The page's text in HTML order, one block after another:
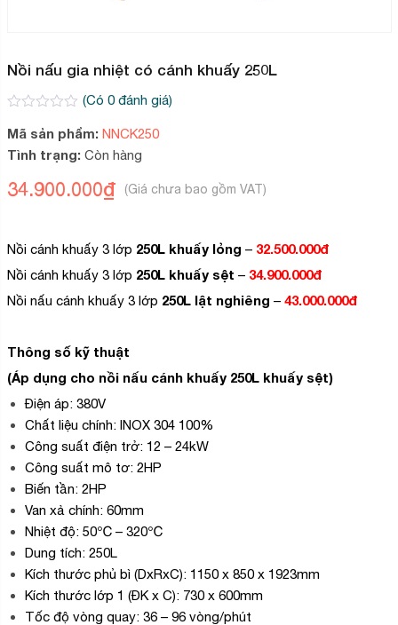
Nồi nấu gia nhiệt có cánh khuấy 250L
trên
dựa
đánh
giá
(Có 0đánh giá)
Mã sản phẩm: NNCK250
Tình trạng: Còn hàng
34.900.000₫
Nồi cánh khuấy 3 lớp 250L khuấy lỏng – 32.500.000đ
Nồi cánh khuấy 3 lớp 250L khuấy sệt – 34.900.000đ
Nồi nấu cánh khuấy 3 lớp 250L lật nghiêng – 43.000.000đ
Thông số kỹ thuật
(Áp dụng cho nồi nấu cánh khuấy 250L khuấy sệt)
Điện áp: 380V
Chất liệu chính: INOX 304 100%
Công suất điện trở: 12 – 24kW
Công suất mô tơ: 2HP
Biến tần: 2HP
Van xả chính: 60mm
Nhiệt độ: 50℃ – 320℃
Dung tích: 250L
Kích thước phủ bì (DxRxC): 1150 x 850 x 1923mm
Kích thước lớp 1 (ĐK x C): 730 x 600mm
Tốc độ vòng quay: 36 – 96 vòng/phút